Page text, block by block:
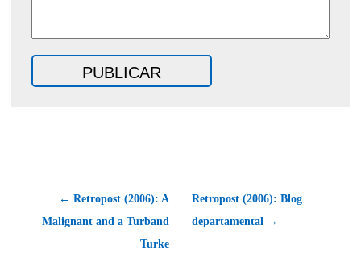
← Retropost (2006): A
Malignant and a Turband
Turke
Retropost (2006): Blog
departamental →